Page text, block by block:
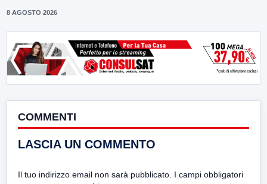
8 AGOSTO 2026
COMMENTI
LASCIA UN COMMENTO
Il tuo indirizzo email non sarà pubblicato. I campi obbligatori